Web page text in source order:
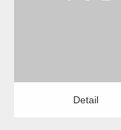
Detail